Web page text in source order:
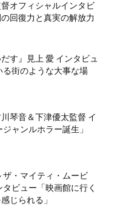
オフィシャルインタビ
回復力と真実の解放力
す』見上 愛 インタビュ
る街のような大事な場
琴音＆下津優太監督 イ
ャンルホラー誕生」
ザ・マイティ・ムービ
ビュー「映画館に行く
じられる」